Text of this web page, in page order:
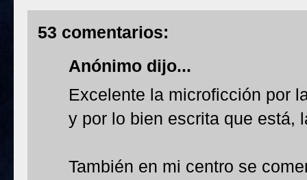
53 comentarios:
Anónimo dijo...
Excelente la microficción por
y por lo bien escrita que está,
También en mi centro se